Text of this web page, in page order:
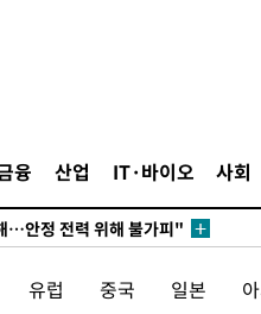
융 산업 IT·바이오 사회
달 충돌 흔적 포착
차기 끝 과달라하라 격파
공산주의가 최대 위협"
…안정 전력 위해 불가피"
생산 결과 발표 8월 중 예
유럽 중국 일본